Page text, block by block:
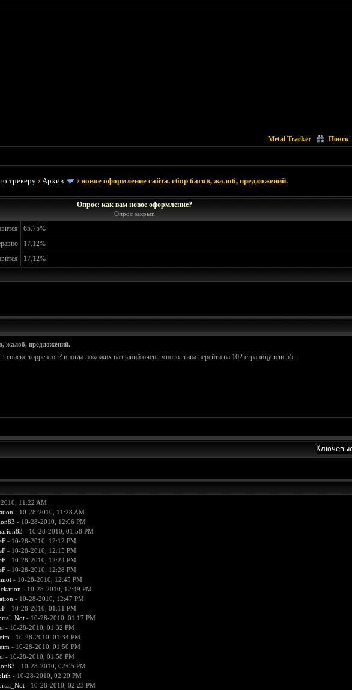
Metal Tracker Поиск
трекеру ›Архив ›новое оформление сайта. сбор багов, жалоб, предложений.
Опрос: как вам новое оформление?
Опрос закрыт.
65.75%
17.12%
17.12%
жалоб, предложений.
списке торрентов? иногда похожих названий очень много. типа перейти на 102 страницу или 55...
11:22 AM
- 10-28-2010, 11:28 AM
- 10-28-2010, 12:06 PM
- 10-28-2010, 01:58 PM
- 10-28-2010, 12:12 PM
- 10-28-2010, 12:15 PM
- 10-28-2010, 12:24 PM
- 10-28-2010, 12:28 PM
- 10-28-2010, 12:45 PM
- 10-28-2010, 12:49 PM
- 10-28-2010, 12:47 PM
- 10-28-2010, 01:11 PM
- 10-28-2010, 01:17 PM
- 10-28-2010, 01:32 PM
- 10-28-2010, 01:34 PM
- 10-28-2010, 01:50 PM
- 10-28-2010, 01:58 PM
- 10-28-2010, 02:05 PM
- 10-28-2010, 02:20 PM
- 10-28-2010, 02:23 PM